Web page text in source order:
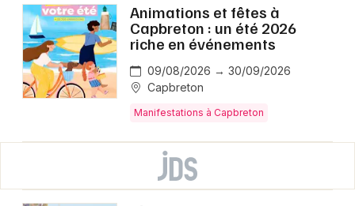
Animations et fêtes à
Capbreton : un été 2026
riche en événements
09/08/2026 → 30/09/2026
Capbreton
Manifestations à Capbreton